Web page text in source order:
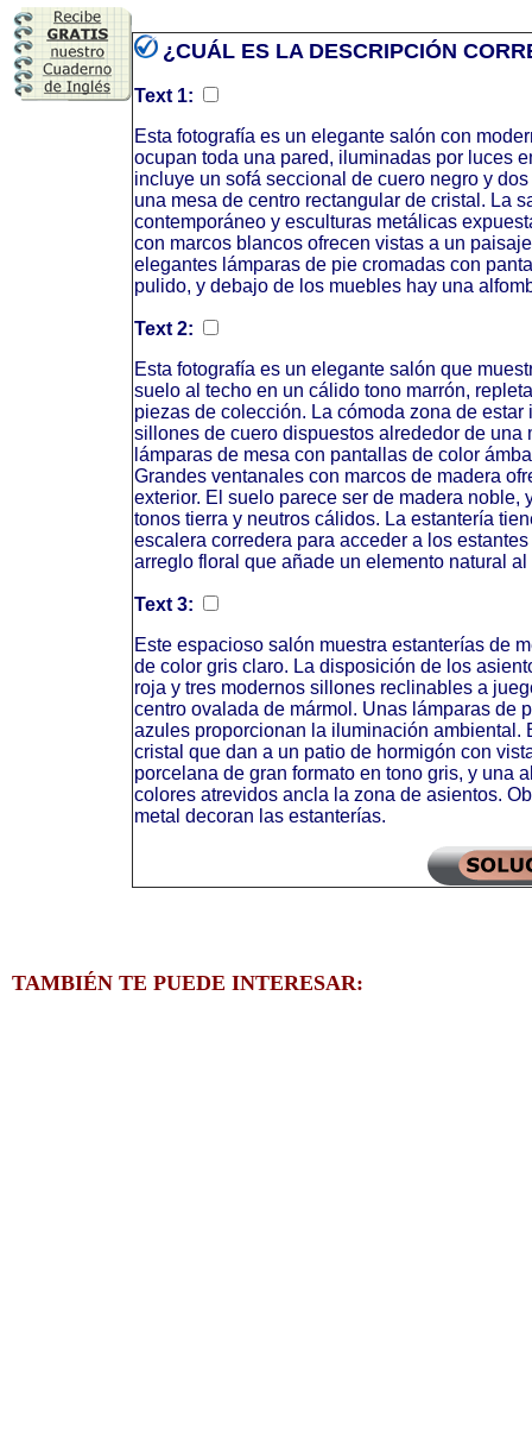
¿CUÁL ES LA DESCRIPCIÓN
Text 1:
Esta fotografía es un elegante salón con
ocupan toda una pared, iluminadas por luces
incluye un sofá seccional de cuero negro y
una mesa de centro rectangular de cristal. La
contemporáneo y esculturas metálicas
con marcos blancos ofrecen vistas a un
elegantes lámparas de pie cromadas con
pulido, y debajo de los muebles hay una
Text 2:
Esta fotografía es un elegante salón que
suelo al techo en un cálido tono marrón,
piezas de colección. La cómoda zona de
sillones de cuero dispuestos alrededor de una
lámparas de mesa con pantallas de color
Grandes ventanales con marcos de madera
exterior. El suelo parece ser de madera
tonos tierra y neutros cálidos. La estantería
escalera corredera para acceder a los
arreglo floral que añade un elemento natural
Text 3:
Este espacioso salón muestra estanterías de
de color gris claro. La disposición de los
roja y tres modernos sillones reclinables a
centro ovalada de mármol. Unas lámparas de
azules proporcionan la iluminación ambiental.
cristal que dan a un patio de hormigón con
porcelana de gran formato en tono gris, y una
colores atrevidos ancla la zona de asientos.
metal decoran las estanterías.
TAMBIÉN TE PUEDE INTERESAR: